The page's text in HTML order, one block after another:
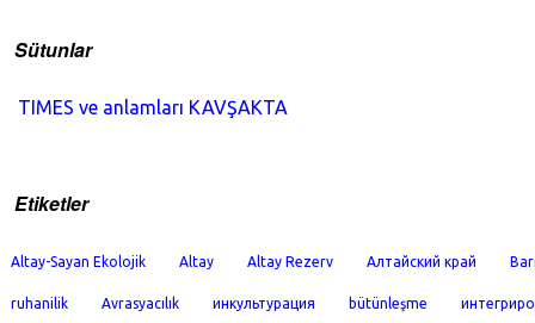
Sütunlar
TIMES ve anlamları KAVŞAKTA
Etiketler
Altay-Sayan Ekolojik Altay Altay Rezerv Алтайский край
ruhanilik Avrasyacılık инкультурация bütünleşme